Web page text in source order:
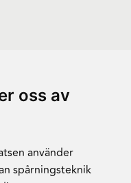
oss av
använder
spårningsteknik